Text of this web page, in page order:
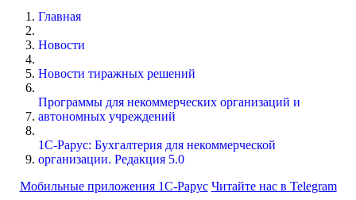
Главная
Новости
Новости тиражных решений
Программы для некоммерческих организаций и
автономных учреждений
1С-Рарус: Бухгалтерия для некоммерческой
организации. Редакция 5.0
Мобильные приложения 1С-Рарус Читайте нас в Telegram